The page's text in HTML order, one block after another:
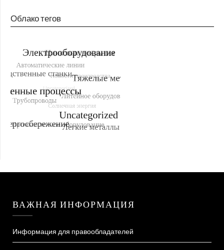
Облако тегов
ВАЖНАЯ ИНФОРМАЦИЯ
Информация для правообладателей